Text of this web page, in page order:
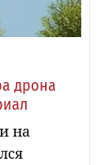
дрона
на